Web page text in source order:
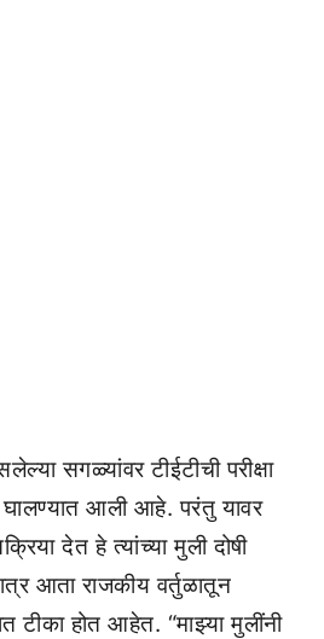
सगळ्यांवर टीईटीची परीक्षा
घालण्यात आली आहे. परंतु यावर
देत हे त्यांच्या मुली दोषी
आता राजकीय वर्तुळातून
टीका होत आहेत. “माझ्या मुलींनी